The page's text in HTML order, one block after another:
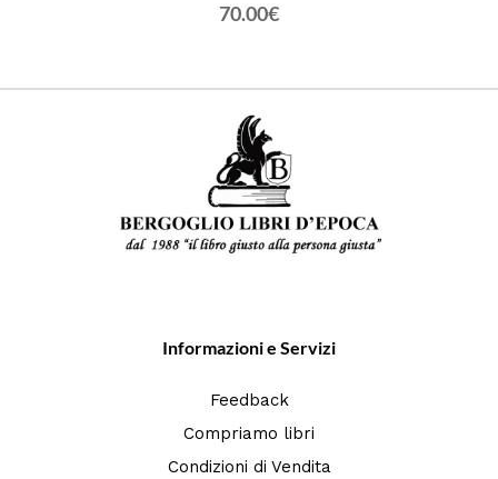
70.00€
Informazioni e Servizi
Feedback
Compriamo libri
Condizioni di Vendita